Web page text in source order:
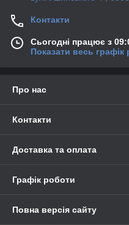
Контакти
Сьогодні працює з
Показати весь графік
Про нас
Контакти
Доставка та оплата
Графік роботи
Повна версія сайту